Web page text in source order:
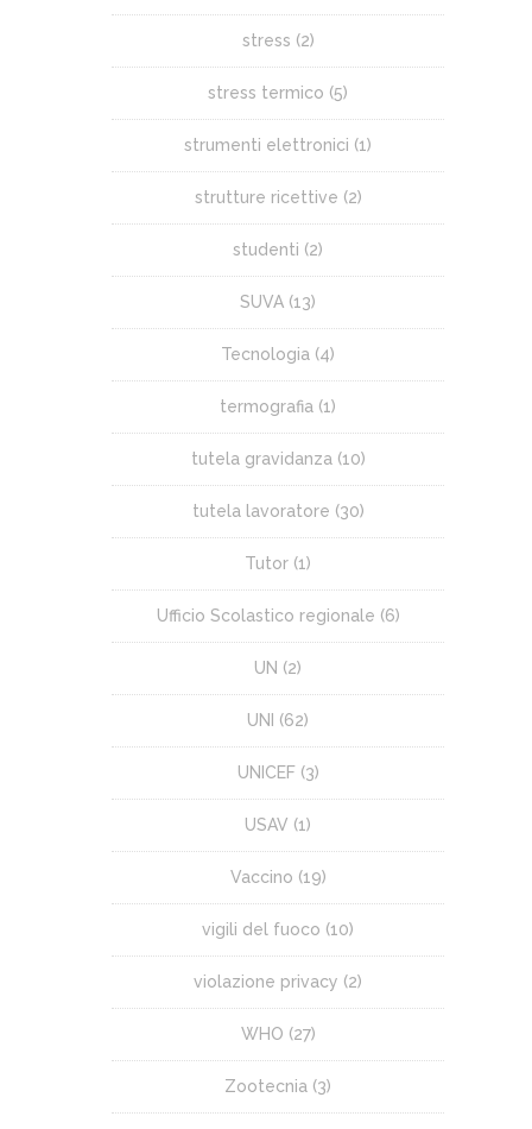
stress (2)
stress termico (5)
strumenti elettronici (1)
strutture ricettive (2)
studenti (2)
SUVA (13)
Tecnologia (4)
termografia (1)
tutela gravidanza (10)
tutela lavoratore (30)
Tutor (1)
Ufficio Scolastico regionale (6)
UN (2)
UNI (62)
UNICEF(3)
USAV (1)
Vaccino (19)
vigili del fuoco (10)
violazione privacy (2)
WHO (27)
Zootecnia (3)